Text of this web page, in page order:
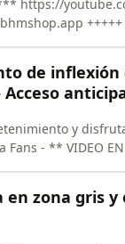
Doménech, militar e
de
Acceso
y
YOUTUBE
en zona gris